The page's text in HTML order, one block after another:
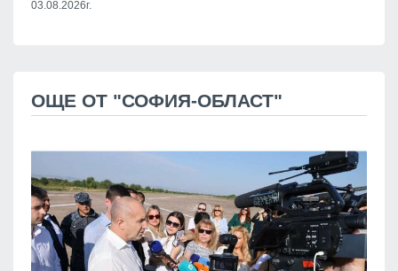
03.08.2026г.
ОЩЕ ОТ "СОФИЯ-ОБЛАСТ"